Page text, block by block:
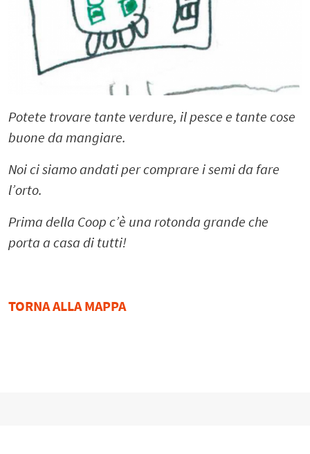
Potete trovare tante verdure, il pesce e tante cose
buone da mangiare.
Noi ci siamo andati per comprare i semi da fare
l’orto.
Prima della Coop c’è una rotonda grande che
porta a casa di tutti!
TORNA ALLA MAPPA